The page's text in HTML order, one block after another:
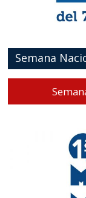
Semana